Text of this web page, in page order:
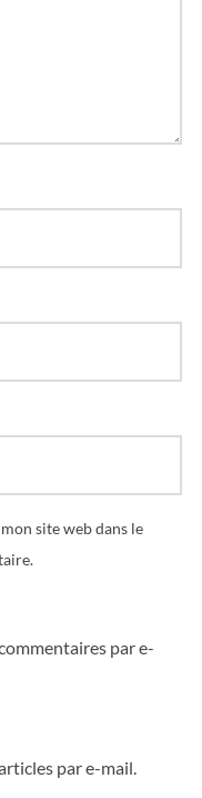
site web dans le
par e-
par e-mail.